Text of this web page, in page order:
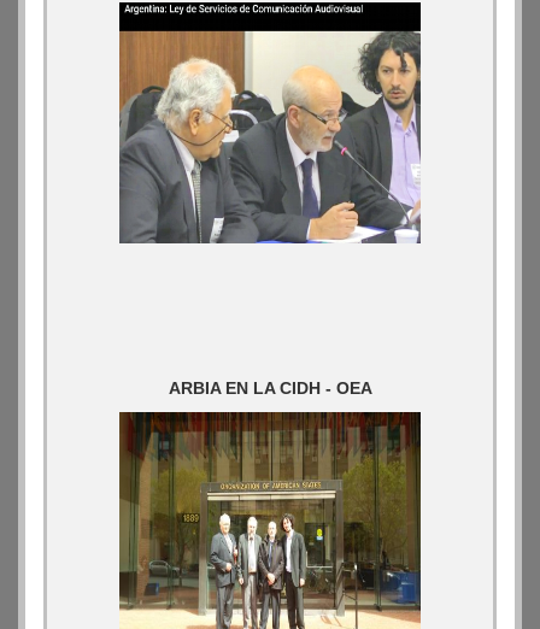
ARBIA EN LA CIDH - OEA